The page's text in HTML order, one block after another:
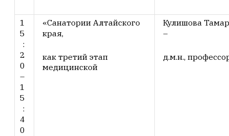
1
5
:
2
0
–
1
5
:
4
0
«Санатории Алтайского
края,
как третий этап
медицинской
Кулишова
–
д.м.н.,